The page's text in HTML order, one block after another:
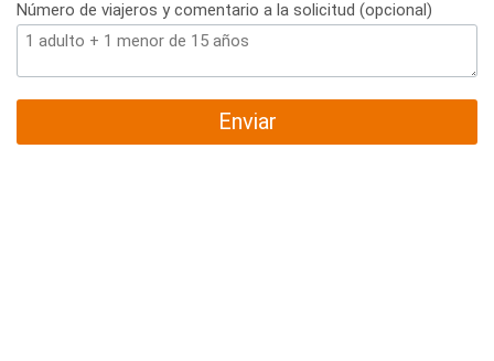
Número de viajeros y comentario a la solicitud (opcional)
Enviar